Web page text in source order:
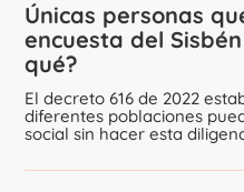
Únicas personas
encuesta del
qué?
El decreto 616 de 2022
diferentes poblaciones
social sin hacer esta